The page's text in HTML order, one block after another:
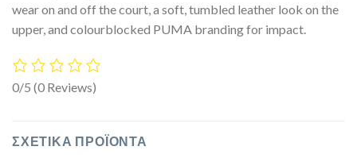
wear on and off the court, a soft, tumbled leather look on the
upper, and colourblocked PUMA branding for impact.
0/5 (0 Reviews)
ΣΧΕΤΙΚΆ ΠΡΟΪΌΝΤΑ